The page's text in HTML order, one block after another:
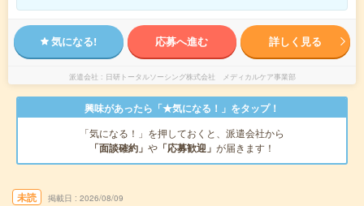
気になる! 応募へ進む 詳しく見る
派遣会社 日研トータルソーシング株式会社 メディカルケア事業部
興味があったら「★気になる！」をタップ！
「気になる！」を押しておくと、派遣会社から
「面談確約」 や 「応募歓迎」 が届きます！
未読 掲載日 2026/08/09